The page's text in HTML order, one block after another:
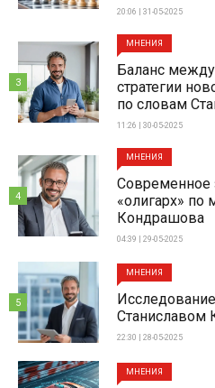
20:06 | 31-05-2025
МНЕНИЯ
Баланс
стратегии
по словам
11:26 | 30-05-2025
3
МНЕНИЯ
Современное
«олигарх» по
Кондрашова
04:39 | 29-05-2025
4
МНЕНИЯ
22:30 | 28-05-2025
5
МНЕНИЯ